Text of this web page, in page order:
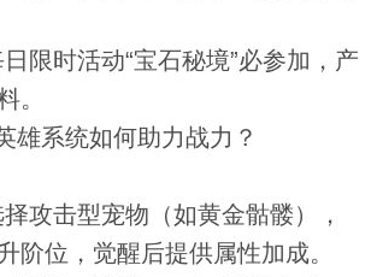
限时活动“宝石秘境”必参加，产
。
雄系统如何助力战力？
攻击型宠物（如黄金骷髅），
阶位，觉醒后提供属性加成。